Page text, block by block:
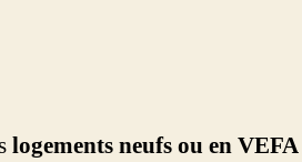
logements neufs ou en VEFA